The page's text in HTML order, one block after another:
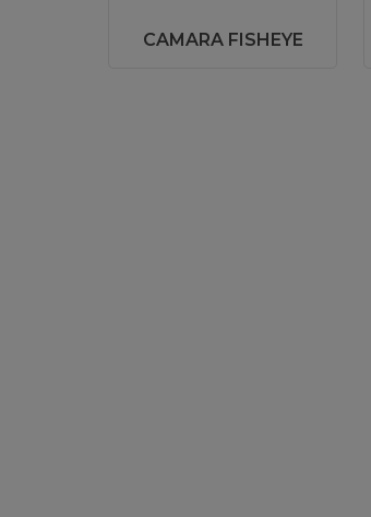
CAMARA FISHEYE